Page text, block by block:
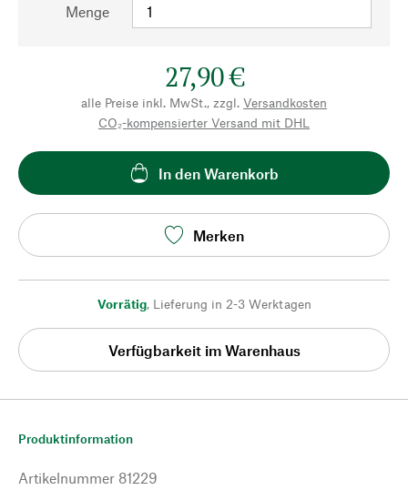
Menge
27,90 €
alle Preise inkl. MwSt., zzgl. Versandkosten
CO₂-kompensierter Versand mit DHL
In den Warenkorb
Merken
Vorrätig, Lieferung in 2-3 Werktagen
Verfügbarkeit im Warenhaus
Produktinformation
Artikelnummer 81229